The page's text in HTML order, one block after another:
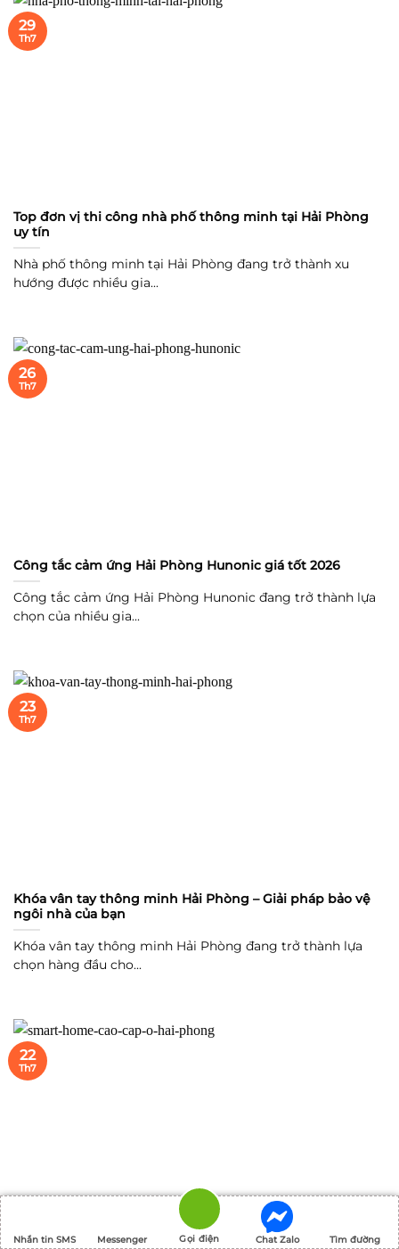
Top đơn vị thi công nhà phố thông minh tại Hải Phòng
uy tín
Nhà phố thông minh tại Hải Phòng đang trở thành xu
hướng được nhiều gia...
29
Th7
Công tắc cảm ứng Hải Phòng Hunonic giá tốt 2026
Công tắc cảm ứng Hải Phòng Hunonic đang trở thành lựa
chọn của nhiều gia...
26
Th7
Khóa vân tay thông minh Hải Phòng – Giải pháp bảo vệ
ngôi nhà của bạn
Khóa vân tay thông minh Hải Phòng đang trở thành lựa
chọn hàng đầu cho...
23
Th7
22
Th7
Tìm đường
Chat Zalo
Gọi điện
Messenger
Nhắn tin SMS